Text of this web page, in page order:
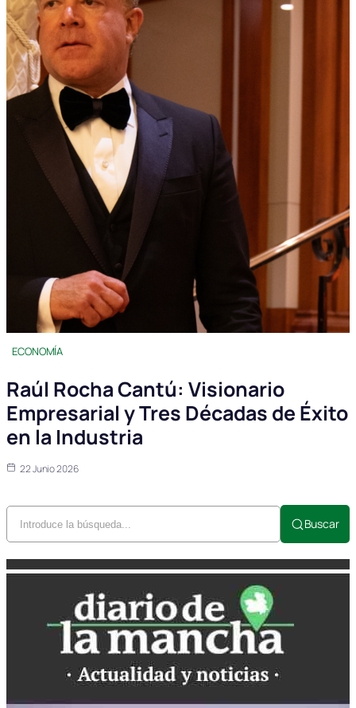
ECONOMÍA
Raúl Rocha Cantú: Visionario
Empresarial y Tres Décadas de Éxito
en la Industria
22 Junio 2026
Buscar